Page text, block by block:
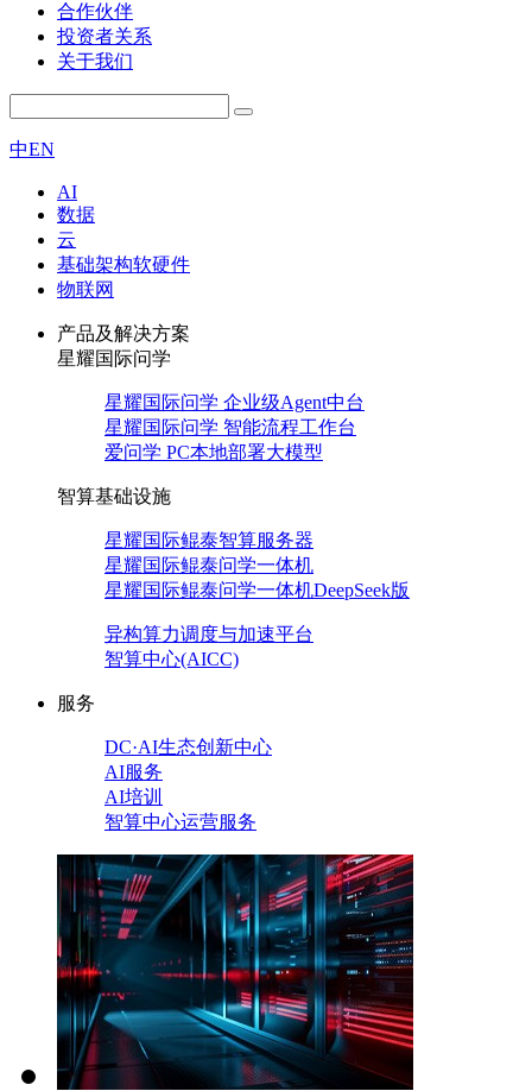
合作伙伴
投资者关系
关于我们
中EN
AI
数据
云
基础架构软硬件
物联网
产品及解决方案
星耀国际问学
星耀国际问学 企业级Agent中台
星耀国际问学 智能流程工作台
爱问学 PC本地部署大模型
智算基础设施
星耀国际鲲泰智算服务器
星耀国际鲲泰问学一体机
星耀国际鲲泰问学一体机DeepSeek版
异构算力调度与加速平台
智算中心(AICC)
服务
DC·AI生态创新中心
AI服务
AI培训
智算中心运营服务